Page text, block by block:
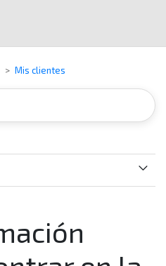
Mis clientes
en la sección de